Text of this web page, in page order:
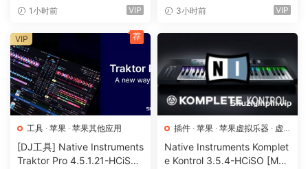
+安装方法 [WiN, MacOSX]
1小时前 VIP
CiSO [MacOSX]（182.43M
3小时前 VIP
工具 · 苹果 · 苹果其他应用
[DJ工具] Native Instruments
Traktor Pro 4.5.1.21-HCiSO
VIP 荐
插件 · 苹果 · 苹果虚拟乐器 · 虚
拟乐器
Native Instruments Komplet
e Kontrol 3.5.4-HCiSO [Mac